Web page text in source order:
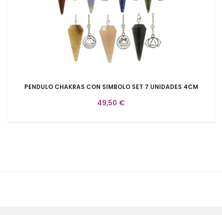
PENDULO CHAKRAS CON SIMBOLO SET 7 UNIDADES 4CM
49,50 €